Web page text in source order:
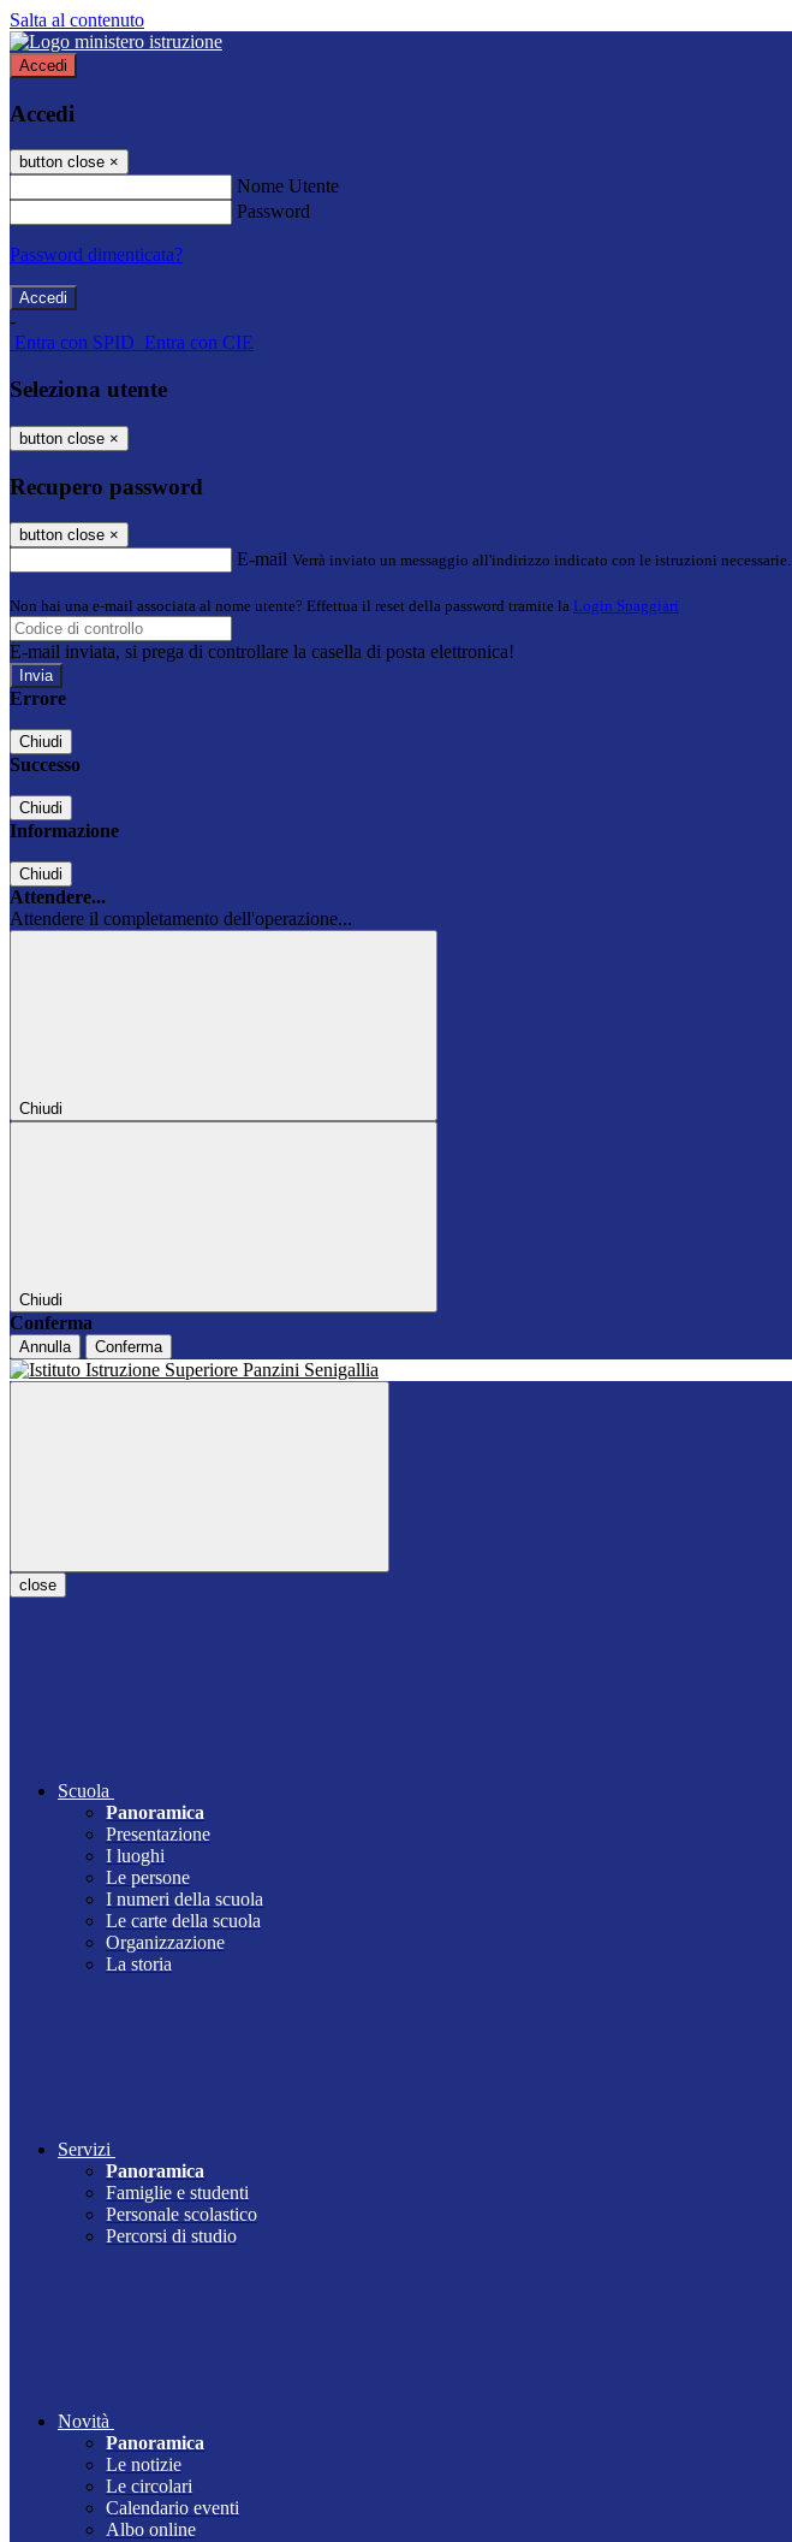
Salta al contenuto
Accedi
Accedi
button close ×
Nome Utente
Password
Password dimenticata?
-
Entra con SPID Entra con CIE
Seleziona utente
button close ×
Recupero password
button close ×
E-mail Verrà inviato un messaggio all'indirizzo indicato con le istruzioni necessarie.
Non hai una e-mail associata al nome utente? Effettua il reset della password tramite la Login Spaggiari
E-mail inviata, si prega di controllare la casella di posta elettronica!
Errore
Chiudi
Successo
Chiudi
Informazione
Chiudi
Attendere...
Attendere il completamento dell'operazione...
Chiudi
Chiudi
Conferma
Annulla Conferma
close
Scuola
Panoramica
Presentazione
I luoghi
Le persone
I numeri della scuola
Le carte della scuola
Organizzazione
La storia
Servizi
Panoramica
Famiglie e studenti
Personale scolastico
Percorsi di studio
Novità
Panoramica
Le notizie
Le circolari
Calendario eventi
Albo online